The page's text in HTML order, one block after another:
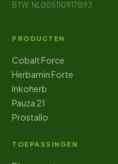
BTW: NL005110917B93
PRODUCTEN
Cobalt Force
Herbamin Forte
Inkoherb
Pauza 21
Prostallo
TOEPASSINGEN